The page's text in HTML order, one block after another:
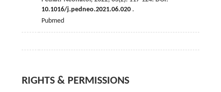
10.1016/j.pedneo.2021.06.020.
Pubmed
RIGHTS & PERMISSIONS